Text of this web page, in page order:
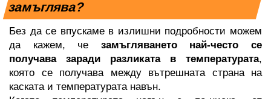
НАКЛАДКИ ЗА МОТОР
замъглява?
Без да се впускаме в излишни подробности можем
да кажем, че замъгляването най-често се
получава заради разликата в температурата,
която се получава между вътрешната страна на
каската и температурата навън.